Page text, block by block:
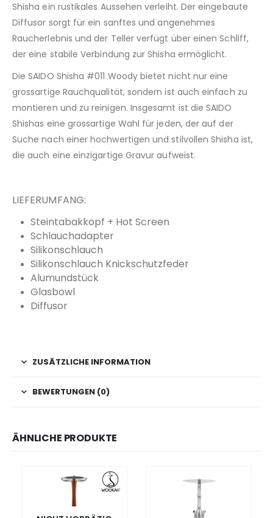
Shisha ein rustikales Aussehen verleiht. Der eingebaute
Diffusor sorgt für ein sanftes und angenehmes
Raucherlebnis und der Teller verfügt über einen Schliff,
der eine stabile Verbindung zur Shisha ermöglicht.
Die SAIDO Shisha #011 Woody bietet nicht nur eine
grossartige Rauchqualität, sondern ist auch einfach zu
montieren und zu reinigen. Insgesamt ist die SAIDO
Shishas eine grossartige Wahl für jeden, der auf der
Suche nach einer hochwertigen und stilvollen Shisha ist,
die auch eine einzigartige Gravur aufweist.
LIEFERUMFANG:
Steintabakkopf + Hot Screen
Schlauchadapter
Silikonschlauch
Silikonschlauch Knickschutzfeder
Alumundstück
Glasbowl
Diffusor
ZUSÄTZLICHE INFORMATION
BEWERTUNGEN (0)
ÄHNLICHE PRODUKTE